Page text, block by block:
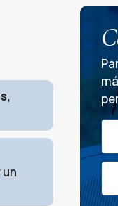
un